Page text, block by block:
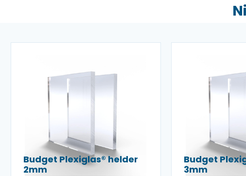
Budget Plexiglas® helder
2mm
Budget
3mm